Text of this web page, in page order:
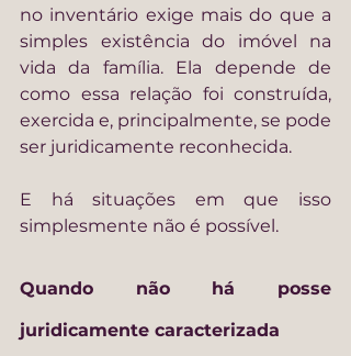
no inventário exige mais do que a
simples existência do imóvel na
vida da família. Ela depende de
como essa relação foi construída,
exercida e, principalmente, se pode
ser juridicamente reconhecida.
E há situações em que isso
simplesmente não é possível.
Quando não há posse
juridicamente caracterizada